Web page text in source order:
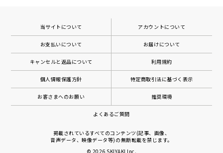
当サイトについて アカウントについて
お支払いについて お届けについて
キャンセルと返品について 利用規約
個人情報保護方針 特定商取引法に基づく表示
お客さまへのお願い 推奨環境
よくあるご質問
掲載されているすべてのコンテンツ(記事、画像、
音声データ、映像データ等)の無断転載を禁じます。
© 2026 SKIYAKI Inc.